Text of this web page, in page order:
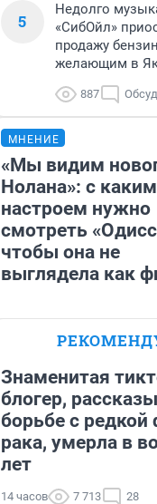
5
Недолго
«СибОйл»
продажу
желающим в
887
МНЕНИЕ
«Мы видим
Нолана»: с каким
настроем нужно
смотреть
чтобы она не
выглядела как
Надежда Губарь
Знаменитая
блогер,
борьбе с
рака, умерла в
лет
14 часов 7 713 28